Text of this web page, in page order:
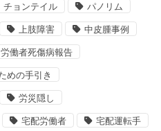
チョンテイル パノリム
上肢障害 中皮腫事例
労働者死傷病報告
めの手引き
労災隠し
宅配労働者 宅配運転手